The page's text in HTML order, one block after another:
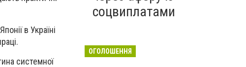
в Україні
системної
соцвиплатами
ОГОЛОШЕННЯ